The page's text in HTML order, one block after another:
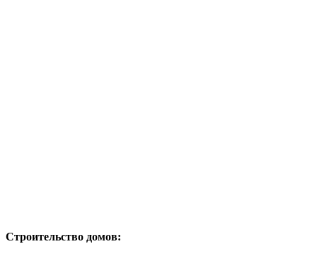
Строительство домов: